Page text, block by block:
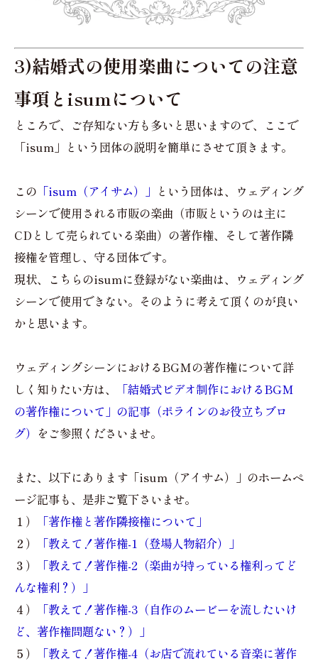
3)結婚式の使用楽曲についての注意
事項とisumについて
ところで、ご存知ない方も多いと思いますので、ここで
「isum」という団体の説明を簡単にさせて頂きます。
この 「isum（アイサム）」 という団体は、ウェディング
シーンで使用される市販の楽曲（市販というのは主に
CDとして売られている楽曲）の著作権、そして著作隣
接権を管理し、守る団体です。
現状、こちらのisumに登録がない楽曲は、ウェディング
シーンで使用できない。そのように考えて頂くのが良い
かと思います。
ウェディングシーンにおけるBGMの著作権について詳
しく知りたい方は、
「結婚式ビデオ制作におけるBGM
の著作権について」の記事（ポラインのお役立ちブロ
グ） をご参照くださいませ。
また、以下にあります「isum（アイサム）」のホームペ
ージ記事も、是非ご覧下さいませ。
１）
「著作権と著作隣接権について」
２）
「教えて！著作権-1（登場人物紹介）」
３）
「教えて！著作権-2（楽曲が持っている権利ってど
んな権利？）」
４）
「教えて！著作権-3（自作のムービーを流したいけ
ど、著作権問題ない？）」
５）
「教えて！著作権-4（お店で流れている音楽に著作